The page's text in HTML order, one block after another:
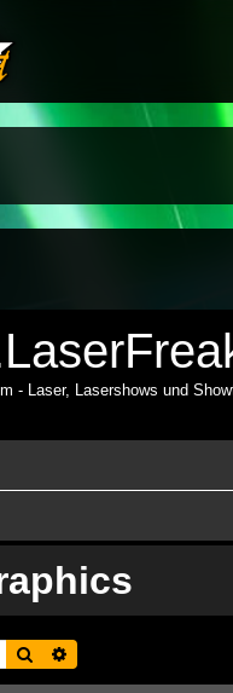
- Laser, Lasershows und
Suche